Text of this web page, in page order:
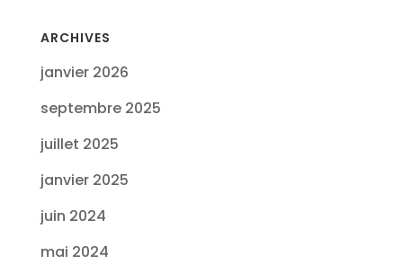
ARCHIVES
janvier 2026
septembre 2025
juillet 2025
janvier 2025
juin 2024
mai 2024